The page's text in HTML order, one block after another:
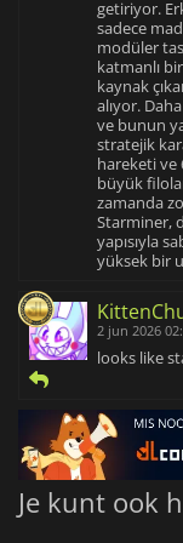
getiriyor.
sadece
modüler
katmanlı
kaynak
alıyor.
ve bunun
stratejik
hareketi ve
büyük
zamanda
Starminer,
yapısıyla
yüksek bir
2 jun 2026
looks like
Je kunt ook